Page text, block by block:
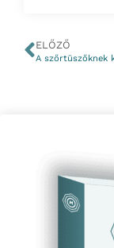
ELŐZŐ